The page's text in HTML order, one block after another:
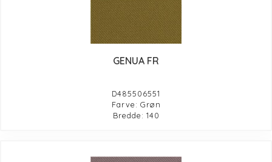
GENUA FR
D485506551
Farve: Grøn
Bredde: 140